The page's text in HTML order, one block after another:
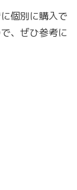
個別に購入で
、ぜひ参考に